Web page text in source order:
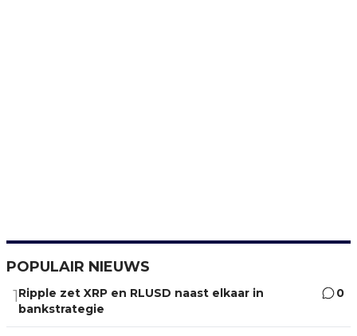
POPULAIR NIEUWS
1Ripple zet XRP en RLUSD naast elkaar in
bankstrategie
0